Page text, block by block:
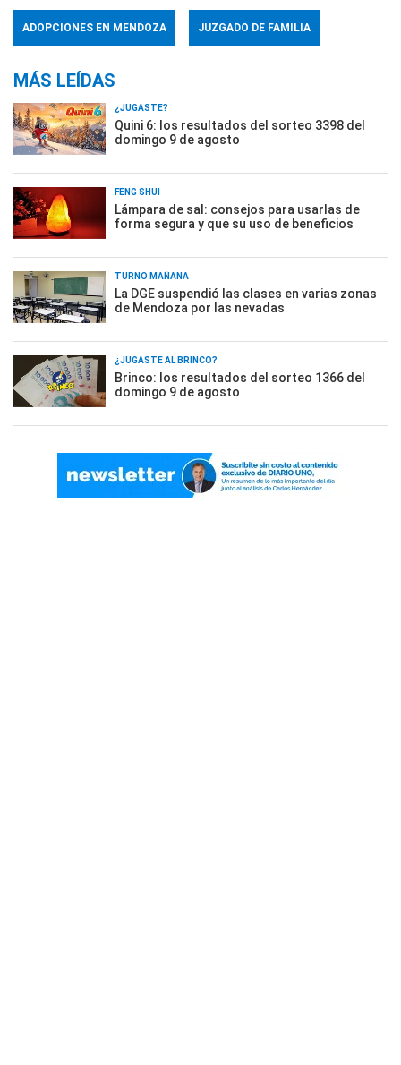
ADOPCIONES EN MENDOZA JUZGADO DE FAMILIA
MÁS LEÍDAS
¿JUGASTE?
Quini 6: los resultados del sorteo 3398 del
domingo 9 de agosto
FENG SHUI
Lámpara de sal: consejos para usarlas de
forma segura y que su uso de beneficios
TURNO MAÑANA
La DGE suspendió las clases en varias zonas
de Mendoza por las nevadas
¿JUGASTE AL BRINCO?
Brinco: los resultados del sorteo 1366 del
domingo 9 de agosto